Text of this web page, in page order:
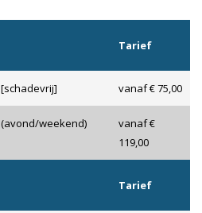
Tarief
vanaf € 75,00
weekend)
vanaf €
119,00
Tarief